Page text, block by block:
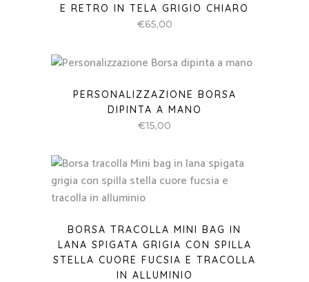
E RETRO IN TELA GRIGIO CHIARO
€65,00
PERSONALIZZAZIONE BORSA
DIPINTA A MANO
€15,00
BORSA TRACOLLA MINI BAG IN
LANA SPIGATA GRIGIA CON SPILLA
STELLA CUORE FUCSIA E TRACOLLA
IN ALLUMINIO